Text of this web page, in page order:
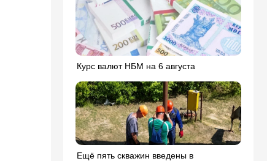
Курс валют НБМ на 6 августа
Ещё пять скважин введены в